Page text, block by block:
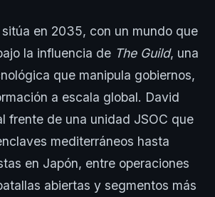
en 2035, con un mundo que
la influencia de The Guild, una
que manipula gobiernos,
a escala global. David
frente de una unidad JSOC que
mediterráneos hasta
en Japón, entre operaciones
abiertas y segmentos más